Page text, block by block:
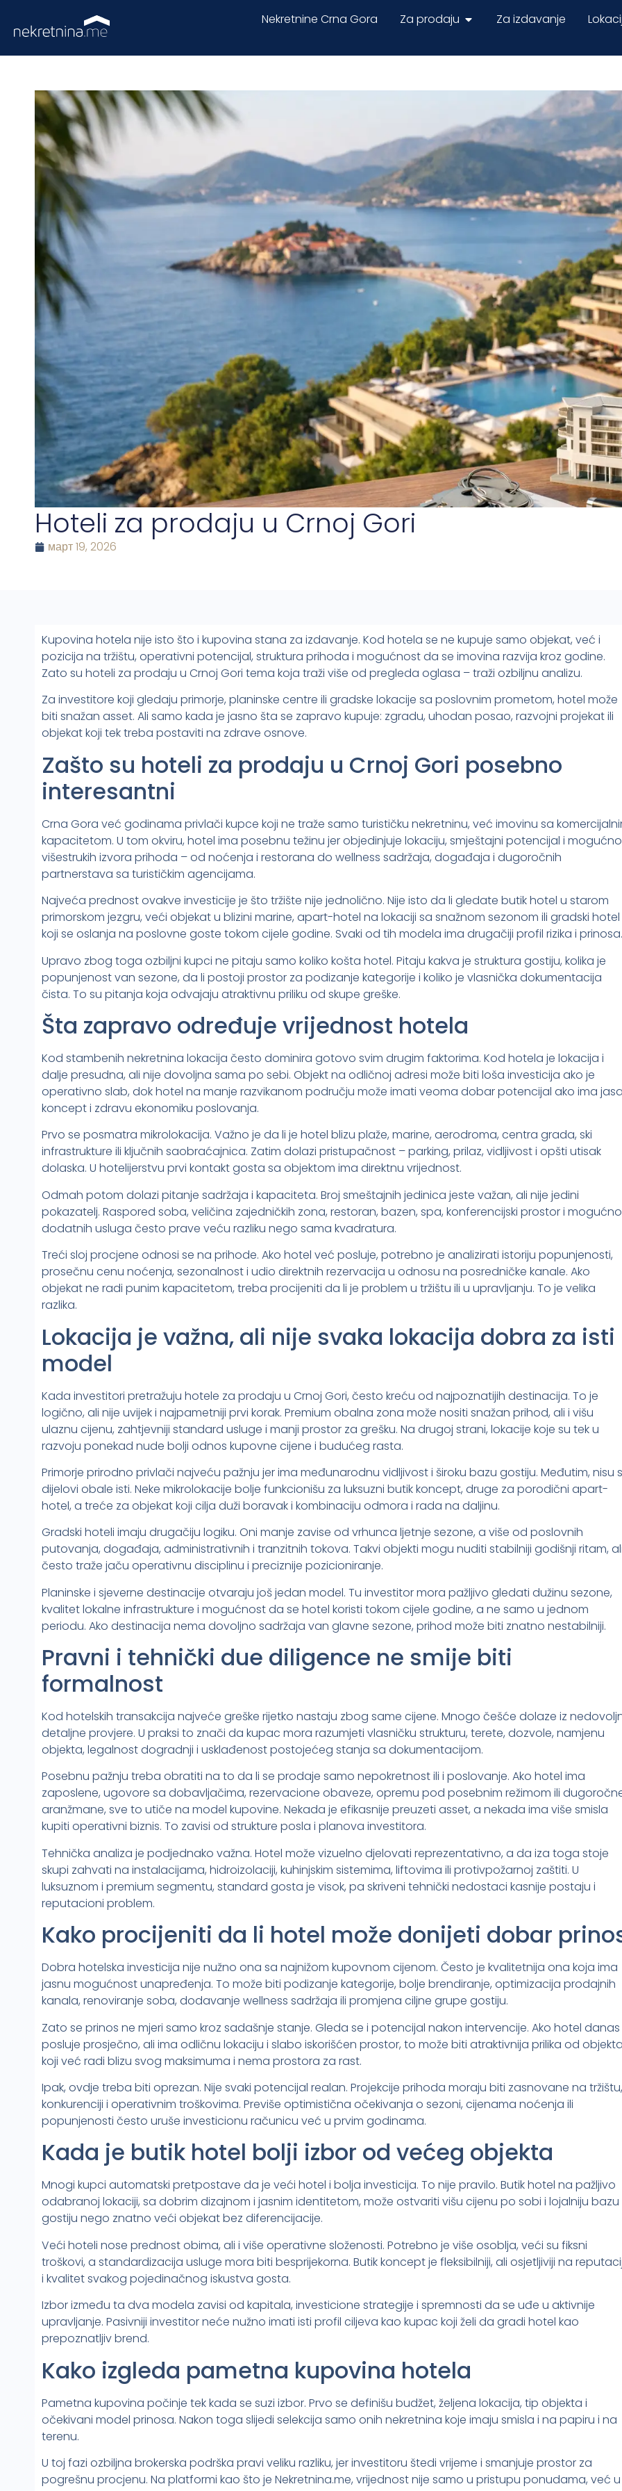
Nekretnine Crna Gora Za prodaju Za izdavanje
Hoteli za prodaju u Crnoj Gori
март 19, 2026
Kupovina hotela nije isto što i kupovina stana za izdavanje. Kod hotela se ne kupuje samo objekat, već i
pozicija na tržištu, operativni potencijal, struktura prihoda i mogućnost da se imovina razvija kroz godine.
Zato su hoteli za prodaju u Crnoj Gori tema koja traži više od pregleda oglasa – traži ozbiljnu analizu.
Za investitore koji gledaju primorje, planinske centre ili gradske lokacije sa poslovnim prometom, hotel može
biti snažan asset. Ali samo kada je jasno šta se zapravo kupuje: zgradu, uhodan posao, razvojni projekat ili
objekat koji tek treba postaviti na zdrave osnove.
Zašto su hoteli za prodaju u Crnoj Gori posebno
interesantni
Crna Gora već godinama privlači kupce koji ne traže samo turističku nekretninu, već imovinu sa
kapacitetom. U tom okviru, hotel ima posebnu težinu jer objedinjuje lokaciju, smještajni potencijal i
višestrukih izvora prihoda – od noćenja i restorana do wellness sadržaja, događaja i dugoročnih
partnerstava sa turističkim agencijama.
Najveća prednost ovakve investicije je što tržište nije jednolično. Nije isto da li gledate butik hotel u starom
primorskom jezgru, veći objekat u blizini marine, apart-hotel na lokaciji sa snažnom sezonom ili gradski hotel
koji se oslanja na poslovne goste tokom cijele godine. Svaki od tih modela ima drugačiji profil rizika i prinosa.
Upravo zbog toga ozbiljni kupci ne pitaju samo koliko košta hotel. Pitaju kakva je struktura gostiju, kolika je
popunjenost van sezone, da li postoji prostor za podizanje kategorije i koliko je vlasnička dokumentacija
čista. To su pitanja koja odvajaju atraktivnu priliku od skupe greške.
Šta zapravo određuje vrijednost hotela
Kod stambenih nekretnina lokacija često dominira gotovo svim drugim faktorima. Kod hotela je lokacija i
dalje presudna, ali nije dovoljna sama po sebi. Objekt na odličnoj adresi može biti loša investicija ako je
operativno slab, dok hotel na manje razvikanom području može imati veoma dobar potencijal ako ima
koncept i zdravu ekonomiku poslovanja.
Prvo se posmatra mikrolokacija. Važno je da li je hotel blizu plaže, marine, aerodroma, centra grada, ski
infrastrukture ili ključnih saobraćajnica. Zatim dolazi pristupačnost – parking, prilaz, vidljivost i opšti utisak
dolaska. U hotelijerstvu prvi kontakt gosta sa objektom ima direktnu vrijednost.
Odmah potom dolazi pitanje sadržaja i kapaciteta. Broj smeštajnih jedinica jeste važan, ali nije jedini
pokazatelj. Raspored soba, veličina zajedničkih zona, restoran, bazen, spa, konferencijski prostor i
dodatnih usluga često prave veću razliku nego sama kvadratura.
Treći sloj procjene odnosi se na prihode. Ako hotel već posluje, potrebno je analizirati istoriju popunjenosti,
prosečnu cenu noćenja, sezonalnost i udio direktnih rezervacija u odnosu na posredničke kanale. Ako
objekat ne radi punim kapacitetom, treba procijeniti da li je problem u tržištu ili u upravljanju. To je velika
razlika.
Lokacija je važna, ali nije svaka lokacija dobra za isti
model
Kada investitori pretražuju hotele za prodaju u Crnoj Gori, često kreću od najpoznatijih destinacija. To je
logično, ali nije uvijek i najpametniji prvi korak. Premium obalna zona može nositi snažan prihod, ali i višu
ulaznu cijenu, zahtjevniji standard usluge i manji prostor za grešku. Na drugoj strani, lokacije koje su tek u
razvoju ponekad nude bolji odnos kupovne cijene i budućeg rasta.
Primorje prirodno privlači najveću pažnju jer ima međunarodnu vidljivost i široku bazu gostiju. Međutim, nisu
dijelovi obale isti. Neke mikrolokacije bolje funkcionišu za luksuzni butik koncept, druge za porodični apart-
hotel, a treće za objekat koji cilja duži boravak i kombinaciju odmora i rada na daljinu.
Gradski hoteli imaju drugačiju logiku. Oni manje zavise od vrhunca ljetnje sezone, a više od poslovnih
putovanja, događaja, administrativnih i tranzitnih tokova. Takvi objekti mogu nuditi stabilniji godišnji ritam,
često traže jaču operativnu disciplinu i preciznije pozicioniranje.
Planinske i sjeverne destinacije otvaraju još jedan model. Tu investitor mora pažljivo gledati dužinu sezone,
kvalitet lokalne infrastrukture i mogućnost da se hotel koristi tokom cijele godine, a ne samo u jednom
periodu. Ako destinacija nema dovoljno sadržaja van glavne sezone, prihod može biti znatno nestabilniji.
Pravni i tehnički due diligence ne smije biti
formalnost
Kod hotelskih transakcija najveće greške rijetko nastaju zbog same cijene. Mnogo češće dolaze iz
detaljne provjere. U praksi to znači da kupac mora razumjeti vlasničku strukturu, terete, dozvole, namjenu
objekta, legalnost dogradnji i usklađenost postojećeg stanja sa dokumentacijom.
Posebnu pažnju treba obratiti na to da li se prodaje samo nepokretnost ili i poslovanje. Ako hotel ima
zaposlene, ugovore sa dobavljačima, rezervacione obaveze, opremu pod posebnim režimom ili
aranžmane, sve to utiče na model kupovine. Nekada je efikasnije preuzeti asset, a nekada ima više smisla
kupiti operativni biznis. To zavisi od strukture posla i planova investitora.
Tehnička analiza je podjednako važna. Hotel može vizuelno djelovati reprezentativno, a da iza toga stoje
skupi zahvati na instalacijama, hidroizolaciji, kuhinjskim sistemima, liftovima ili protivpožarnoj zaštiti. U
luksuznom i premium segmentu, standard gosta je visok, pa skriveni tehnički nedostaci kasnije postaju i
reputacioni problem.
Kako procijeniti da li hotel može donijeti dobar
Dobra hotelska investicija nije nužno ona sa najnižom kupovnom cijenom. Često je kvalitetnija ona koja ima
jasnu mogućnost unapređenja. To može biti podizanje kategorije, bolje brendiranje, optimizacija prodajnih
kanala, renoviranje soba, dodavanje wellness sadržaja ili promjena ciljne grupe gostiju.
Zato se prinos ne mjeri samo kroz sadašnje stanje. Gleda se i potencijal nakon intervencije. Ako hotel danas
posluje prosječno, ali ima odličnu lokaciju i slabo iskorišćen prostor, to može biti atraktivnija prilika od
koji već radi blizu svog maksimuma i nema prostora za rast.
Ipak, ovdje treba biti oprezan. Nije svaki potencijal realan. Projekcije prihoda moraju biti zasnovane na tržištu,
konkurenciji i operativnim troškovima. Previše optimistična očekivanja o sezoni, cijenama noćenja ili
popunjenosti često uruše investicionu računicu već u prvim godinama.
Kada je butik hotel bolji izbor od većeg objekta
Mnogi kupci automatski pretpostave da je veći hotel i bolja investicija. To nije pravilo. Butik hotel na pažljivo
odabranoj lokaciji, sa dobrim dizajnom i jasnim identitetom, može ostvariti višu cijenu po sobi i lojalniju bazu
gostiju nego znatno veći objekat bez diferencijacije.
Veći hoteli nose prednost obima, ali i više operativne složenosti. Potrebno je više osoblja, veći su fiksni
troškovi, a standardizacija usluge mora biti besprijekorna. Butik koncept je fleksibilniji, ali osjetljiviji na
i kvalitet svakog pojedinačnog iskustva gosta.
Izbor između ta dva modela zavisi od kapitala, investicione strategije i spremnosti da se uđe u aktivnije
upravljanje. Pasivniji investitor neće nužno imati isti profil ciljeva kao kupac koji želi da gradi hotel kao
prepoznatljiv brend.
Kako izgleda pametna kupovina hotela
Pametna kupovina počinje tek kada se suzi izbor. Prvo se definišu budžet, željena lokacija, tip objekta i
očekivani model prinosa. Nakon toga slijedi selekcija samo onih nekretnina koje imaju smisla i na papiru i na
terenu.
U toj fazi ozbiljna brokerska podrška pravi veliku razliku, jer investitoru štedi vrijeme i smanjuje prostor za
pogrešnu procjenu. Na platformi kao što je Nekretnina.me, vrijednost nije samo u pristupu ponudama, već u